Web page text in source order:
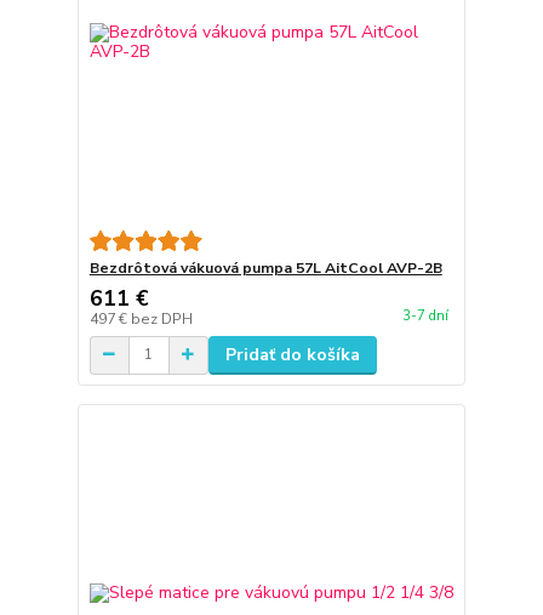
Bezdrôtová vákuová pumpa 57L AitCool AVP-2B
611 €
497 € bez DPH 3-7 dní
Pridať do košíka